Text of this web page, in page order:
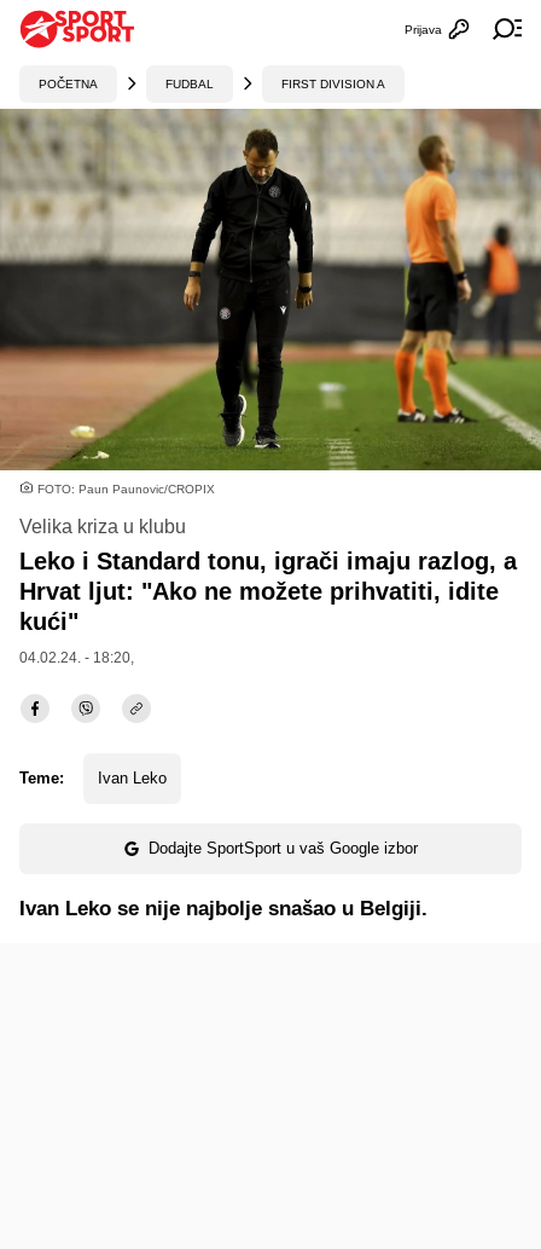
Otvori
Prijava
POČETNA FUDBAL FIRST DIVISION A
FOTO: Paun Paunovic/CROPIX
Velika kriza u klubu
Leko i Standard tonu, igrači imaju razlog, a
Hrvat ljut: "Ako ne možete prihvatiti, idite
kući"
04.02.24. - 18:20,
Teme: Ivan Leko
Dodajte SportSport u vaš Google izbor
Ivan Leko se nije najbolje snašao u Belgiji.